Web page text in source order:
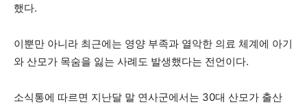
했다.
이뿐만 아니라 최근에는 영양 부족과 열악한 의료 체계에 아기
와 산모가 목숨을 잃는 사례도 발생했다는 전언이다.
소식통에 따르면 지난달 말 연사군에서는 30대 산모가 출산